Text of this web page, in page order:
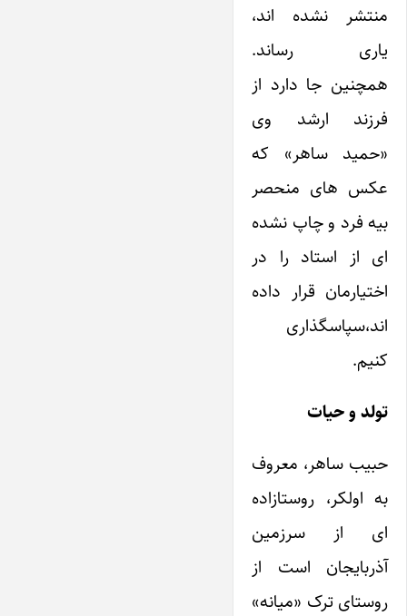
منتشر نشده اند،
یاری رساند.
همچنین جا دارد از
فرزند ارشد وی
«حمید ساهر» که
عکس های منحصر
بیه فرد و چاپ نشده
ای از استاد را در
اختیارمان قرار داده
اند،‌سپاسگذاری
کنیم.
تولد و حیات
حبیب ساهر، معروف
به اولکر، روستازاده
ای از سرزمین
آذربایجان است از
روستای ترک «میانه»